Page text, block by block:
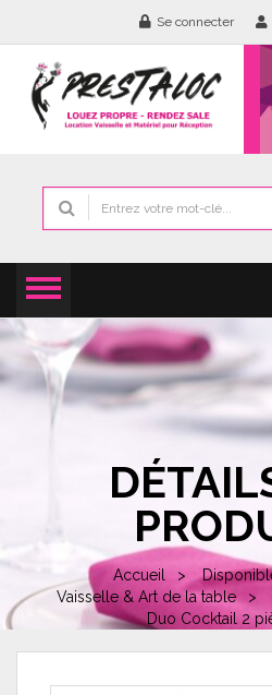
Se connecter
Accueil
Vaisselle & Art de la table
Duo Cocktail 2